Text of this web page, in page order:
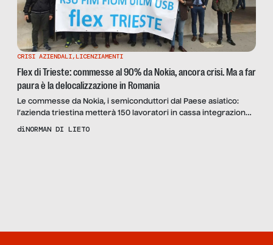
CRISI AZIENDALI,LICENZIAMENTI
Flex di Trieste: commesse al 90% da Nokia, ancora crisi. Ma a far
paura è la delocalizzazione in Romania
Le commesse da Nokia, i semiconduttori dal Paese asiatico:
l’azienda triestina metterà 150 lavoratori in cassa integrazione
per scarsa diversificazione. “Una situazione aggravata dalle
diNORMAN DI LIETO